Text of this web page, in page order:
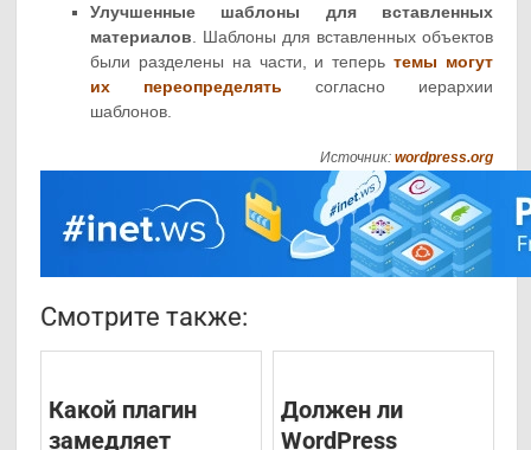
Улучшенные шаблоны для вставленных
материалов . Шаблоны для вставленных объектов
были разделены на части, и теперь темы могут
их переопределять согласно иерархии
шаблонов.
Источник: wordpress.org
Смотрите также:
Какой плагин
замедляет
Должен ли
WordPress